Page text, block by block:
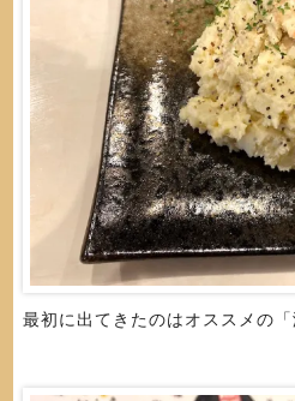
最初に出てきたのはオススメの「